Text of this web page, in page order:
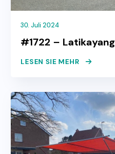
30. Juli 2024
#1722 – Latikayang
LESEN SIE MEHR